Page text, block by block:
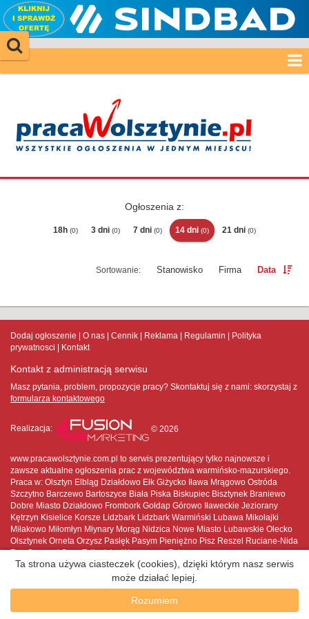
Ogłoszenia z:
18h (0) 3 dni (0) 7 dni (0) 14 dni (0) 21 dni (0)
Stanowisko Firma Data
Dodaj ogłoszenie O nas Cennik Reklama Regulamin
Polityka
prywatnosci
Kontakt
Kontakt z administracją serwisu
Masz pytania, problem, propozycje pracy? Skontaktuj się z nami: skorzystaj z
formularza kontaktowego
Realizacja: © 2026
www.pracawolsztynie.com.pl to serwis prezentujący tylko najnowsze i
zawsze aktualne ogłoszenia prac z województwa warmińsko-mazurskiego.
Praca w: Olsztyn Elbląg Działdowo Ełk Giżycko Iława Mrągowo Ostróda
Szczytno Barczewo Bartoszyce Biała Piska Biskupiec Bisztynek Braniewo
Dobre Miasto Działdowo Frombork Gołdap Górowo Iławeckie Jeziorany
Kętrzyn Kisielice Korsze Lidzbark Lidzbark Warmiński Lubawa Mikołajki
Miłakowo Miłomłyn Młynary Morąg Nidzica Nowe Miasto Lubawskie Olecko
Olsztynek Orneta Orzysz Pasłęk Pasym Pieniężno Pisz Reszel Ruciane-Nida
Ryn Sępopol Susz Tolkmicko Węgorzewo Zalewo
Ta strona używa ciasteczek (cookies), dzięki którym nasz serwis
może działać lepiej.
Rozumiem